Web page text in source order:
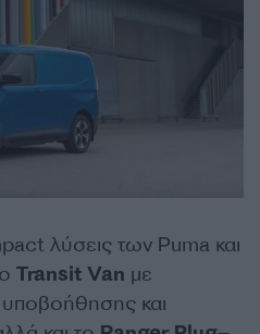
λύσεις των Puma και
Transit Van με
και